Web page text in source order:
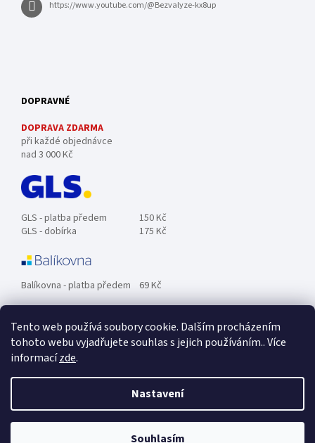
Tento web používá soubory cookie. Dalším procházením
tohoto webu vyjadřujete souhlas s jejich používáním.. Více
informacízde.
Nastavení
Souhlasím
https://www.youtube.com/@Bezvalyze-kx8up
DOPRAVNÉ
DOPRAVA ZDARMA
při každé objednávce
nad 3 000 Kč
GLS - platba předem
150 Kč
GLS - dobírka
175 Kč
Balíkovna - platba předem 69 Kč
Zásilkovna - platba předem 89 Kč
Osobní odběr ZDARMA.